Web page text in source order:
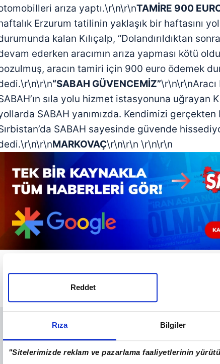
Rıza Bilgiler
"Sitelerimizde reklam ve pazarlama faaliyetlerinin
Reddet
arıza yaptı.\r\n\r\nTAMİRE 900
Erzurum tatilinin yaklaşık bir haftasını
kalan Kılıçalp, “Dolandırıldıktan
ederken aracımın arıza yapması kötü
aracın tamiri için 900 euro ödemek
“SABAH GÜVENCEMİZ”\r\n\r\nAracı
sıla yolu hizmet istasyonuna uğrayan
SABAH yanımızda. Kendimizi
SABAH sayesinde güvende
MARKOVAÇ\r\n\r\n \r\n\r\n
Sabah.com.tr Uygulamamızı İndirin
Uygulamalara Özel Ayrıcalıkları Keşfedin!